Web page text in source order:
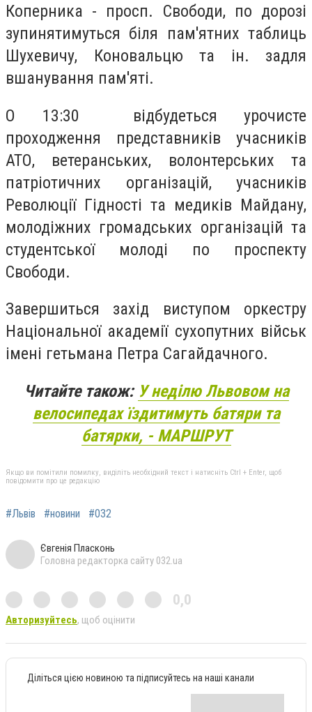
Коперника - просп. Свободи, по дорозі
зупинятимуться біля пам'ятних таблиць
Шухевичу, Коновальцю та ін. задля
вшанування пам'яті.
О 13:30 відбудеться урочисте
проходження представників учасників
АТО, ветеранських, волонтерських та
патріотичних організацій, учасників
Революції Гідності та медиків Майдану,
молодіжних громадських організацій та
студентської молоді по проспекту
Свободи.
Завершиться захід виступом оркестру
Національної академії сухопутних військ
імені гетьмана Петра Сагайдачного.
Читайте також: У неділю Львовом на
велосипедах їздитимуть батяри та
батярки, - МАРШРУТ
Якщо ви помітили помилку, виділіть необхідний текст і натисніть Ctrl + Enter, щоб
повідомити про це редакцію
#Львів #новини #032
Євгенія Пласконь
Головна редакторка сайту 032.ua
0,0
Авторизуйтесь, щоб оцінити
Діліться цією новиною та підписуйтесь на наші канали